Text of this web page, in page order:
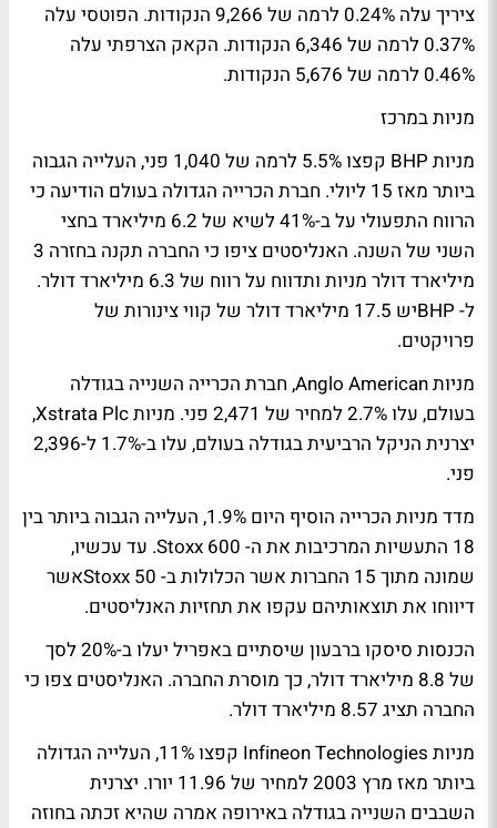
ציריך עלה 0.24% לרמה של 9,266 הנקודות. הפוטסי עלה
0.37% לרמה של 6,346 הנקודות. הקאק הצרפתי עלה
0.46% לרמה של 5,676 הנקודות.
מניות במרכז
מניות BHP קפצו 5.5% לרמה של 1,040 פני, העלייה הגבוה
ביותר מאז 15 ליולי. חברת הכרייה הגדולה בעולם הודיעה כי
הרווח התפעולי על ב-41% לשיא של 6.2 מיליארד בחצי
השני של השנה. האנליסטים ציפו כי החברה תקנה בחזרה 3
מיליארד דולר מניות ותדווח על רווח של 6.3 מיליארד דולר.
ל- BHPיש 17.5 מיליארד דולר של קווי צינורות של
פרויקטים.
מניות Anglo American, חברת הכרייה השנייה בגודלה
בעולם, עלו 2.7% למחיר של 2,471 פני. מניות Xstrata Plc,
יצרנית הניקל הרביעית בגודלה בעולם, עלו ב-1.7% ל-2,396
פני.
מדד מניות הכרייה הוסיף היום 1.9%, העלייה הגבוה ביותר בין
18 התעשיות המרכיבות את ה- Stoxx 600. עד עכשיו,
שמונה מתוך 15 החברות אשר הכלולות ב- Stoxx 50אשר
דיווחו את תוצאותיהם עקפו את תחזיות האנליסטים.
הכנסות סיסקו ברבעון שיסתיים באפריל יעלו ב-20% לסך
של 8.8 מיליארד דולר, כך מוסרת החברה. האנליסטים צפו כי
החברה תציג 8.57 מיליארד דולר.
מניות Infineon Technologies קפצו 11%, העלייה הגדולה
ביותר מאז מרץ 2003 למחיר של 11.96 יורו. יצרנית
השבבים השנייה בגודלה באירופה אמרה שהיא זכתה בחוזה